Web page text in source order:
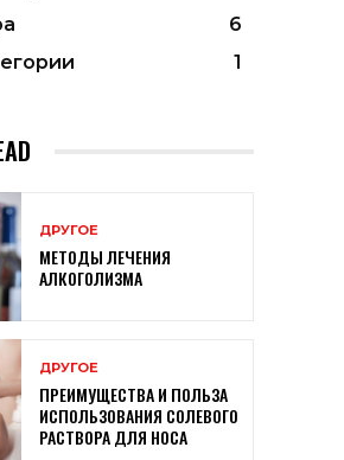
6
1
ДРУГОЕ
МЕТОДЫ ЛЕЧЕНИЯ
АЛКОГОЛИЗМА
ДРУГОЕ
ПРЕИМУЩЕСТВА И ПОЛЬЗА
ИСПОЛЬЗОВАНИЯ СОЛЕВОГО
РАСТВОРА ДЛЯ НОСА